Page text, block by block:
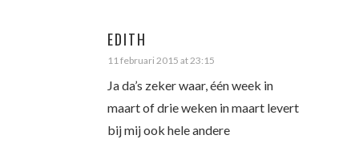
EDITH
11 februari 2015 at 23:15
Ja da’s zeker waar, één week in
maart of drie weken in maart levert
bij mij ook hele andere